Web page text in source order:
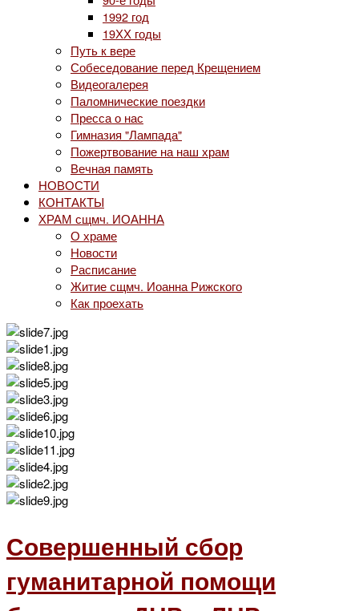
1992 год
19ХХ годы
Путь к вере
Собеседование перед Крещением
Видеогалерея
Паломнические поездки
Пресса о нас
Гимназия "Лампада"
Пожертвование на наш храм
Вечная память
НОВОСТИ
КОНТАКТЫ
ХРАМ сщмч. ИОАННА
О храме
Новости
Расписание
Житие сщмч. Иоанна Рижского
Как проехать
Совершенный сбор
гуманитарной помощи